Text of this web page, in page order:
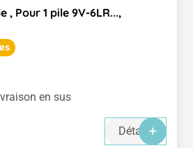
, Pour 1 pile 9V-6LR...,
en sus
Détails